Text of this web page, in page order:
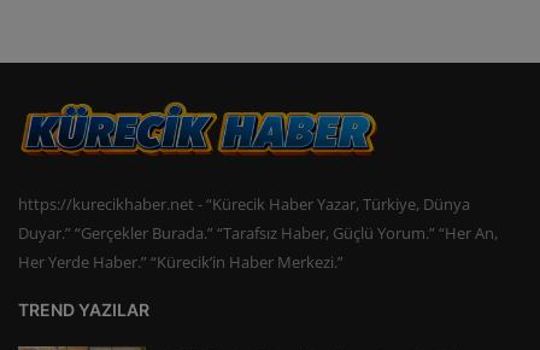
https://kurecikhaber.net - “Kürecik Haber Yazar, Türkiye, Dünya
Duyar.” “Gerçekler Burada.” “Tarafsız Haber, Güçlü Yorum.” “Her An,
Her Yerde Haber.” “Kürecik’in Haber Merkezi.”
TREND YAZILAR